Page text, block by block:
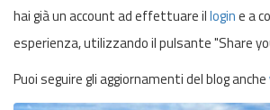
hai già un account ad effettuare illogine a
esperienza, utilizzando il pulsante "Share
Puoi seguire gli aggiornamenti del blog anche